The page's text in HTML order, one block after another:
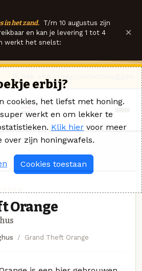
in het zand. T/m 10 augustus zijn
en kan je levering 1 tot 4
werkt het snelst:
×
Orange
Grand Theft Orange
erbij?
cookies, het liefst met honing.
werkt en om lekker te
Klik hier voor meer
over zijn honingwafels.
Cookies toestaan